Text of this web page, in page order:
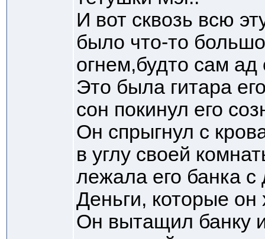
И вот сквозь всю
было что-то
огнем,будто сам
Это была гитара
сон покинул его
Он спрыгнул с
в углу своей
лежала его банка
Деньги, которые
Он вытащил банку